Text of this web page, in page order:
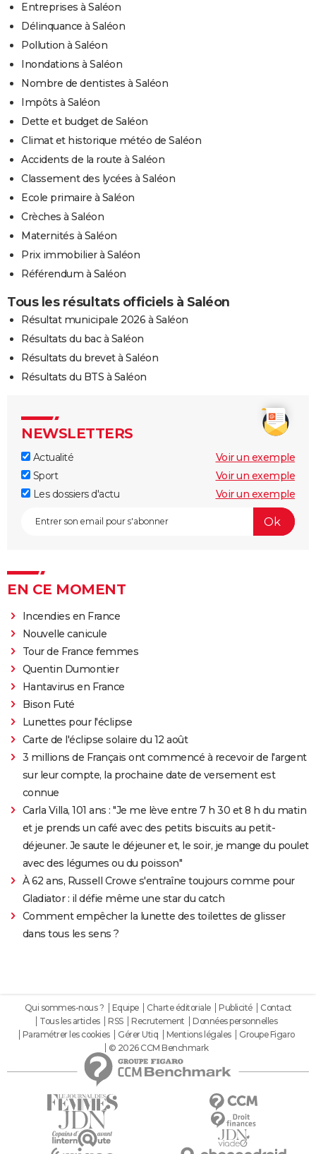
Entreprises à Saléon
Délinquance à Saléon
Pollution à Saléon
Inondations à Saléon
Nombre de dentistes à Saléon
Impôts à Saléon
Dette et budget de Saléon
Climat et historique météo de Saléon
Accidents de la route à Saléon
Classement des lycées à Saléon
Ecole primaire à Saléon
Crèches à Saléon
Maternités à Saléon
Prix immobilier à Saléon
Référendum à Saléon
Tous les résultats officiels à Saléon
Résultat municipale 2026 à Saléon
Résultats du bac à Saléon
Résultats du brevet à Saléon
Résultats du BTS à Saléon
NEWSLETTERS
Actualité
Voir un exemple
Sport
Voir un exemple
Les dossiers d'actu
Voir un exemple
EN CE MOMENT
Incendies en France
Nouvelle canicule
Tour de France femmes
Quentin Dumontier
Hantavirus en France
Bison Futé
Lunettes pour l'éclipse
Carte de l'éclipse solaire du 12 août
3 millions de Français ont commencé à recevoir de l'argent
sur leur compte, la prochaine date de versement est
connue
Carla Villa, 101 ans : "Je me lève entre 7 h 30 et 8 h du matin
et je prends un café avec des petits biscuits au petit-
déjeuner. Je saute le déjeuner et, le soir, je mange du poulet
avec des légumes ou du poisson"
À 62 ans, Russell Crowe s'entraîne toujours comme pour
Gladiator : il défie même une star du catch
Comment empêcher la lunette des toilettes de glisser
dans tous les sens ?
Qui sommes-nous ? Equipe Charte éditoriale Publicité
Contact
Tous les articles
RSS Recrutement
Données personnelles
Paramétrer les cookies
Gérer Utiq Mentions légales
Groupe Figaro
© 2026 CCM Benchmark